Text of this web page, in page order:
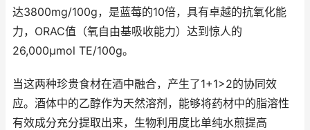
达3800mg/100g，是蓝莓的10倍，具有卓越的抗氧化能
力，ORAC值（氧自由基吸收能力）达到惊人的
26,000μmol TE/100g。
当这两种珍贵食材在酒中融合，产生了1+1>2的协同效
应。酒体中的乙醇作为天然溶剂，能够将药材中的脂溶性
有效成分充分提取出来，生物利用度比单纯水煎提高